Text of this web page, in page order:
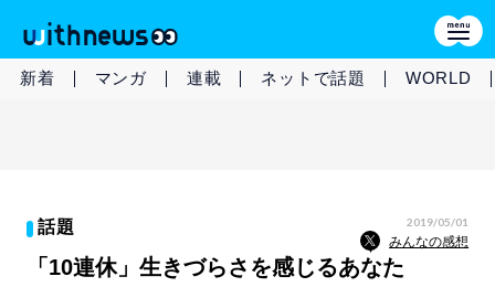
新着 マンガ 連載 ネットで話題 WORLD
話題 2019/05/01
みんなの感想
「10連休」生きづらさを感じるあなた